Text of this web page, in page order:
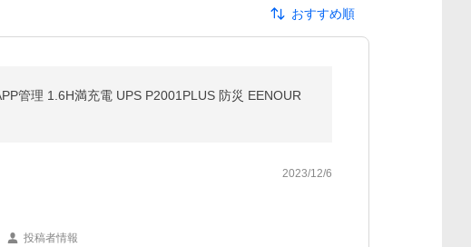
おすすめ順
管理 1.6H満充電 UPS P2001PLUS 防災 EENOUR
2023/12/6
投稿者情報